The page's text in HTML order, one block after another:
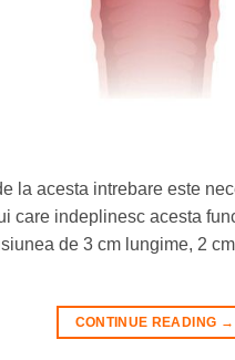
la acesta intrebare este
care indeplinesc acesta
de 3 cm lungime, 2
CONTINUE READING →